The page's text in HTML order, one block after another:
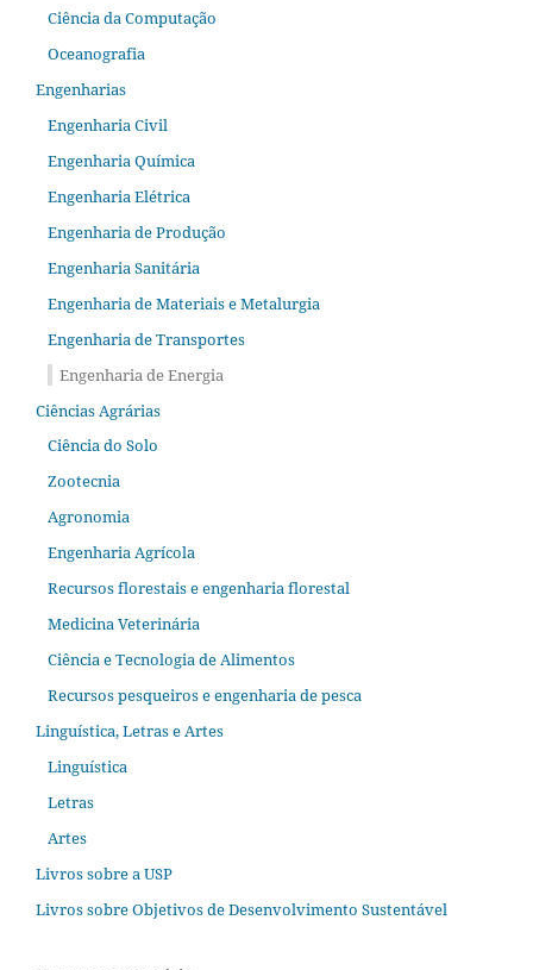
Ciência da Computação
Oceanografia
Engenharias
Engenharia Civil
Engenharia Química
Engenharia Elétrica
Engenharia de Produção
Engenharia Sanitária
Engenharia de Materiais e Metalurgia
Engenharia de Transportes
Engenharia de Energia
Ciências Agrárias
Ciência do Solo
Zootecnia
Agronomia
Engenharia Agrícola
Recursos florestais e engenharia florestal
Medicina Veterinária
Ciência e Tecnologia de Alimentos
Recursos pesqueiros e engenharia de pesca
Linguística, Letras e Artes
Linguística
Letras
Artes
Livros sobre a USP
Livros sobre Objetivos de Desenvolvimento Sustentável